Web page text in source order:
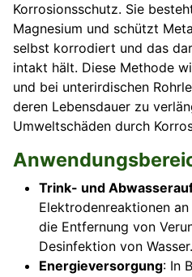
Korrosionsschutz. Sie
Magnesium und schützt
selbst korrodiert und das
intakt hält. Diese Methode
und bei unterirdischen
deren Lebensdauer zu
Umweltschäden durch
Trink- und
Elektrodenreaktionen
die Entfernung von
Desinfektion von Wasser.
Energieversorgung: In